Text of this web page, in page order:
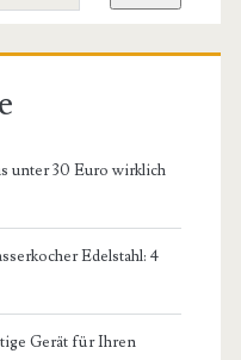
unter 30 Euro wirklich
Edelstahl: 4
Gerät für Ihren